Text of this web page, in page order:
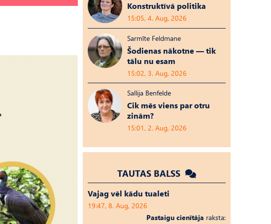
Konstruktīvā politika
15:05, 4. Aug, 2026
Sarmīte Feldmane
Šodienas nākotne — tik
tālu nu esam
15:02, 3. Aug, 2026
Sallija Benfelde
Cik mēs viens par otru
zinām?
15:01, 2. Aug, 2026
TAUTAS BALSS
Vajag vēl kādu tualeti
19:47, 8. Aug, 2026
Pastaigu cienītāja raksta: